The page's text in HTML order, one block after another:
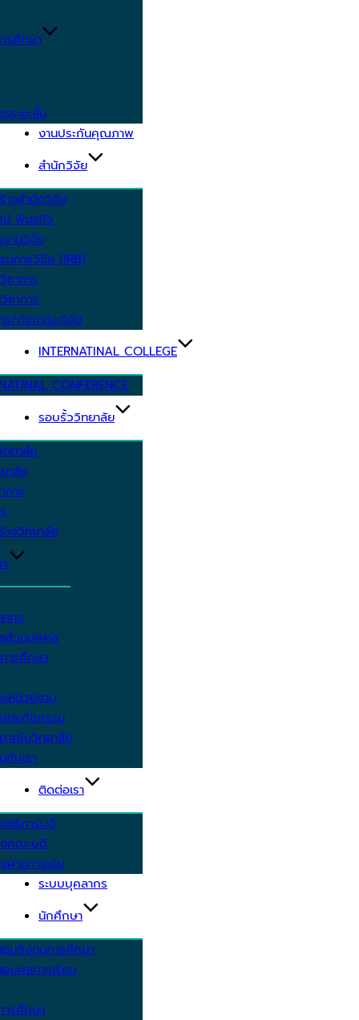
รศึกษา
ระยะสั้น
งานประกันคุณภาพ
สำนักวิจัย
างสำนักวิจัย
น์ พันธกิจ
งานวิจัย
มการวิจัย (IRB)
ชาการ
ชาการ
ร/กิจกรรมวิจัย
INTERNATINAL COLLEGE
CONFERENCE
รอบรั้ววิทยาลัย
ทยาลัย
าลัย
การ
างวิทยาลัย
กร
ส่วนบุคคล
ารศึกษา
หน่วยงาน
และกิจกรรม
าศในวิทยาลัย
กับเรา
ติดต่อเรา
อธิการบดี
คณะบดี
ฝ่ายการเงิน
ระบบบุคลากร
นักศึกษา
บชิงทุนการศึกษา
บผลการเรียน
รศึกษา